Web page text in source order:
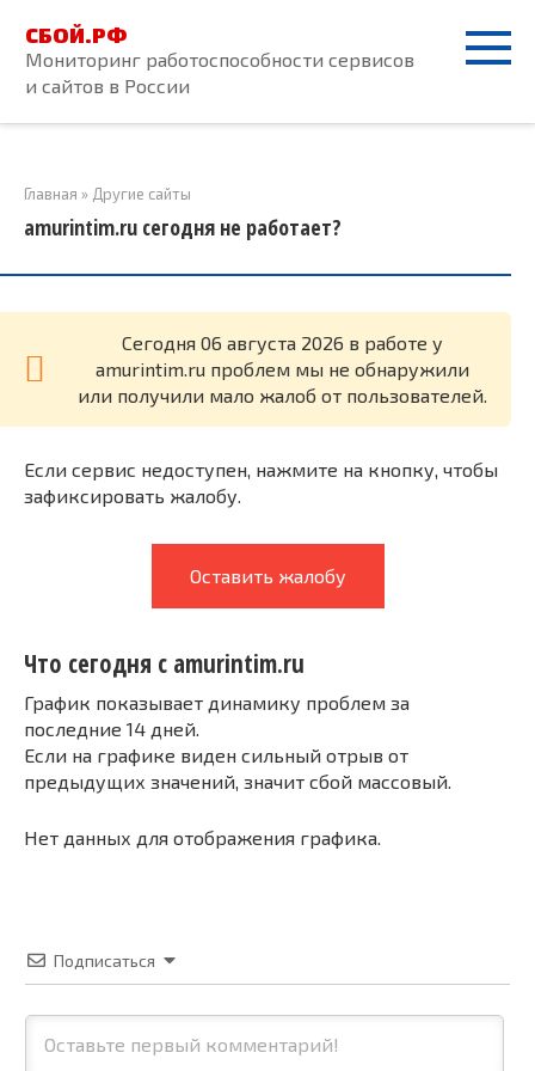
контенту
СБОЙ.РФ
Мониторинг работоспособности сервисов
и сайтов в России
Главная » Другие сайты
amurintim.ru сегодня не работает?
Cегодня 06 августа 2026 в работе у
amurintim.ru проблем мы не обнаружили
или получили мало жалоб от пользователей.
Если сервис недоступен, нажмите на кнопку, чтобы
зафиксировать жалобу.
Оставить жалобу
Что сегодня с amurintim.ru
График показывает динамику проблем за
последние 14 дней.
Если на графике виден сильный отрыв от
предыдущих значений, значит сбой массовый.
Нет данных для отображения графика.
Подписаться